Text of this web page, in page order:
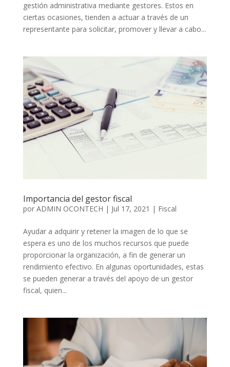
gestión administrativa mediante gestores. Estos en
ciertas ocasiones, tienden a actuar a través de un
representante para solicitar, promover y llevar a cabo...
Importancia del gestor fiscal
por ADMIN OCONTECH | Jul 17, 2021 | Fiscal
Ayudar a adquirir y retener la imagen de lo que se
espera es uno de los muchos recursos que puede
proporcionar la organización, a fin de generar un
rendimiento efectivo. En algunas oportunidades, estas
se pueden generar a través del apoyo de un gestor
fiscal, quien...